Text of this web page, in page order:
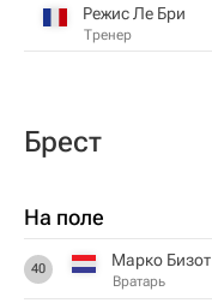
Режис Ле Бри
Тренер
Брест
На поле
40 Марко Бизот
Вратарь